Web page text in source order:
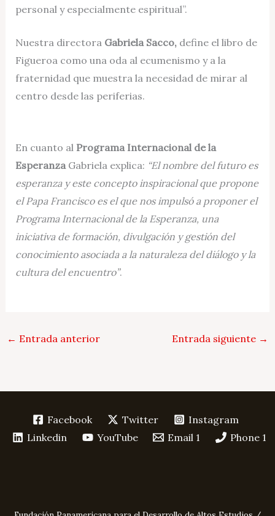
personal y especialmente espiritual”.
Nuestra directora Gabriela Sacco,define el libro de
Figueroa como una oda al ecumenismo y a la
fraternidad que muestra la necesidad de mirar al
centro desde las periferias.
En cuanto al Programa Internacional de la
EsperanzaGabriela explica: “El nombre del futuro es
esperanza y este concepto inspiracional que propone
el Papa Francisco es el que nos impulsó a proponer el
Programa Internacional de la Esperanza, una
iniciativa de formación, divulgación y gestión del
conocimiento asociada a la naturaleza del diálogo y la
cultura del encuentro”.
← Entrada anterior Entrada siguiente →
Facebook Twitter
Instagram
Linkedin
YouTube Email 1 Phone 1